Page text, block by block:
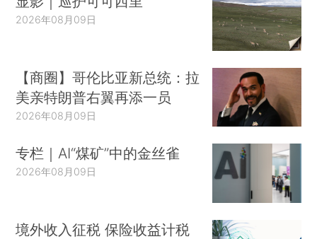
2026年08月09日
【商圈】哥伦比亚新总统：拉
美亲特朗普右翼再添一员
2026年08月09日
专栏｜AI“煤矿”中的金丝雀
2026年08月09日
境外收入征税 保险收益计税